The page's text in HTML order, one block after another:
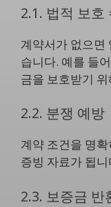
2.1. 법적 보호
계약서가 없으면
습니다. 예를 들
금을 보호받기
2.2. 분쟁 예방
계약 조건을 명
증빙 자료가 됩니
2.3. 보증금 반